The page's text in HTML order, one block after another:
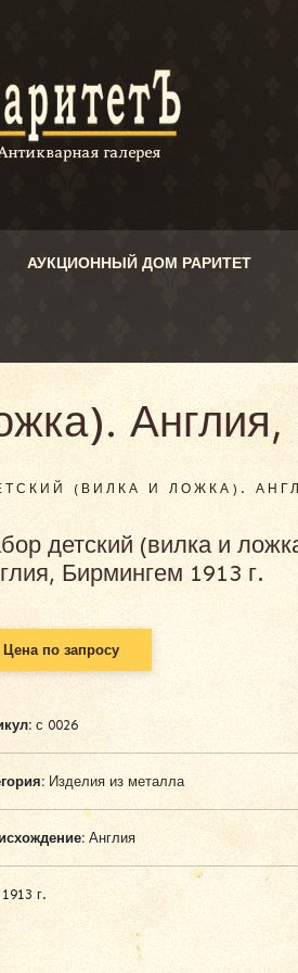
АУКЦИОННЫЙ ДОМ РАРИТЕТ
(ВИЛКА И ЛОЖКА).
детский (вилка и
Бирмингем 1913 г.
Цена по запросу
с 0026
Изделия из металла
Англия
г.